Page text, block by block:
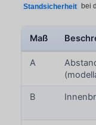
Standsicherheit bei
Maß
A
B